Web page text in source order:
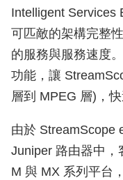
Intelligent Services
可匹敵的架構完整
的服務與服務速度
功能，讓
層到 MPEG 層)，
由於 StreamScope
Juniper 路由器中，
M 與 MX 系列平台